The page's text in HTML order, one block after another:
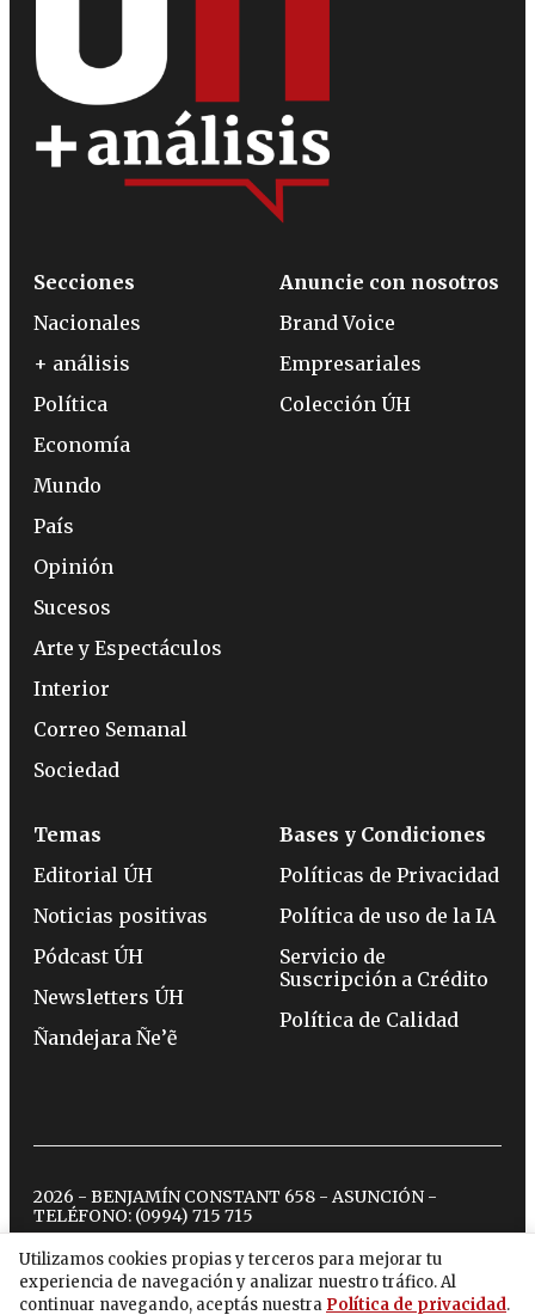
Utilizamos cookies propias y terceros para mejorar tu
experiencia de navegación y analizar nuestro tráfico. Al
continuar navegando, aceptás nuestra Política de privacidad.
Secciones
Nacionales
+ análisis
Política
Economía
Mundo
País
Opinión
Sucesos
Arte y Espectáculos
Interior
Correo Semanal
Sociedad
Anuncie con nosotros
Brand Voice
Empresariales
Colección ÚH
Temas
Editorial ÚH
Noticias positivas
Pódcast ÚH
Newsletters ÚH
Ñandejara Ñe’ẽ
Bases y Condiciones
Políticas de Privacidad
Política de uso de la IA
Servicio de
Suscripción a Crédito
Política de Calidad
2026 - BENJAMÍN CONSTANT 658 - ASUNCIÓN -
TELÉFONO: (0994) 715 715
twitterinstagram
facebook
tiktokyoutubespotify